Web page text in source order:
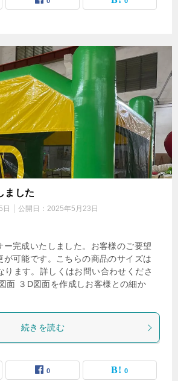
ました
公開日： 2025年5月23日
ー完成いたしました。お客様のご要望
が可能です。こちらの商品のサイズは
ます。詳しくはお問い合わせくださ
面 ３D図面を作成しお客様との細か
続きを読む
0 0